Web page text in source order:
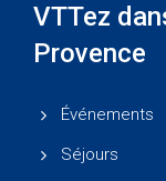
VTTez
Provence
Événements
Séjours